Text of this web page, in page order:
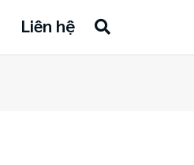
Liên hệ